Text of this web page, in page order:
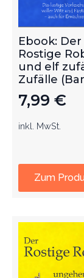
Ebook: Der
Rostige
und elf
Zufälle
7,99 €
inkl. MwSt.
Zum